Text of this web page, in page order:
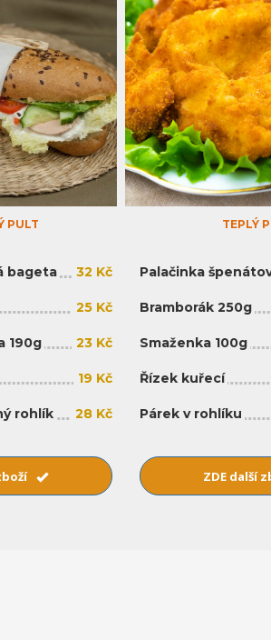
PULT
bageta 32 Kč
25 Kč
190g 23 Kč
19 Kč
rohlík 28 Kč
TEPLÝ
Palačinka
Bramborák 250g
Smaženka 100g
Řízek kuřecí
Párek v rohlíku
ZDE další